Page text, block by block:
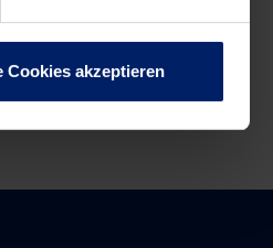
Cookies akzeptieren